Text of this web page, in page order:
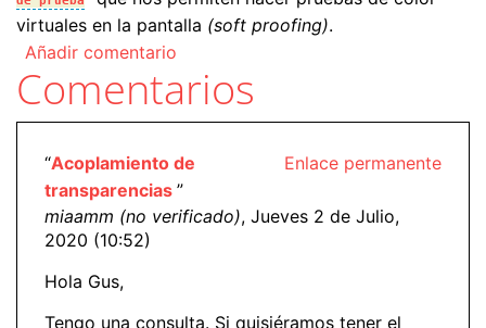
virtuales en la pantalla (soft proofing).
Añadir comentario
Comentarios
Enlace permanente
“Acoplamiento de
transparencias ”
miaamm (no verificado), Jueves 2 de Julio,
2020 (10:52)
Hola Gus,
Tengo una consulta. Si quisiéramos tener el